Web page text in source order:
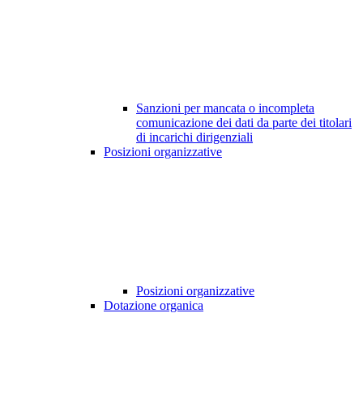
Sanzioni per mancata o incompleta
comunicazione dei dati da parte dei titolari
di incarichi dirigenziali
Posizioni organizzative
Posizioni organizzative
Dotazione organica